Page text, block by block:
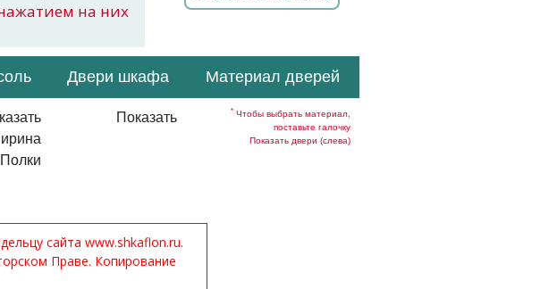
на них
Двери шкафа Материал дверей
Полки
Показать * Чтобы выбрать материал,
поставьте галочку
Показать двери (слева)
сайта www.shkaflon.ru.
Праве. Копирование